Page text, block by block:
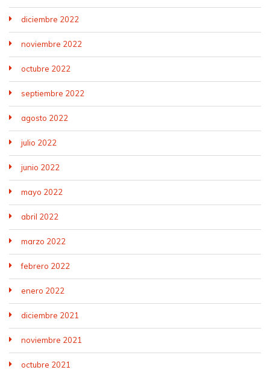
diciembre 2022
noviembre 2022
octubre 2022
septiembre 2022
agosto 2022
julio 2022
junio 2022
mayo 2022
abril 2022
marzo 2022
febrero 2022
enero 2022
diciembre 2021
noviembre 2021
octubre 2021